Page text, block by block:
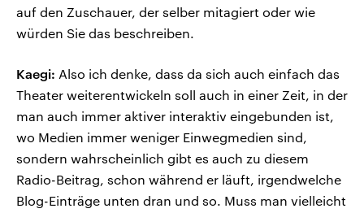
auf den Zuschauer, der selber mitagiert oder wie
würden Sie das beschreiben.
Kaegi: Also ich denke, dass da sich auch einfach das
Theater weiterentwickeln soll auch in einer Zeit, in der
man auch immer aktiver interaktiv eingebunden ist,
wo Medien immer weniger Einwegmedien sind,
sondern wahrscheinlich gibt es auch zu diesem
Radio-Beitrag, schon während er läuft, irgendwelche
Blog-Einträge unten dran und so. Muss man vielleicht